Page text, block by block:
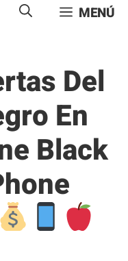
MENÚ
Del
En
Black